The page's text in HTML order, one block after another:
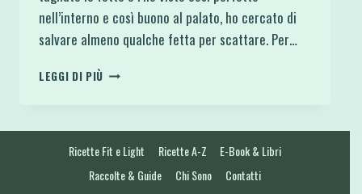
nell’interno e così buono al palato, ho cercato di
salvare almeno qualche fetta per scattare. Per…
LEGGI DI PIÙ PLUMCAKE
LIGHT
PROTEICO
Ricette Fit e Light Ricette A-Z
E-Book & Libri
Raccolte & Guide
Chi Sono Contatti